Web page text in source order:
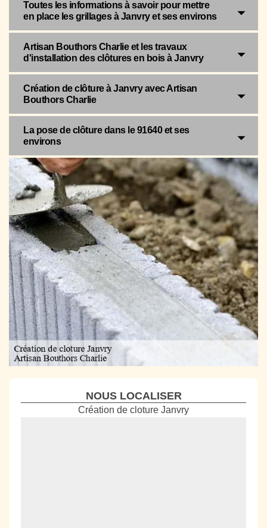
Toutes les informations à savoir pour mettre
en place les grillages à Janvry et ses environs
Artisan Bouthors Charlie et les travaux
d'installation des clôtures en bois à Janvry
Création de clôture à Janvry avec Artisan
Bouthors Charlie
La pose de clôture dans le 91640 et ses
environs
NOUS LOCALISER
Création de cloture Janvry